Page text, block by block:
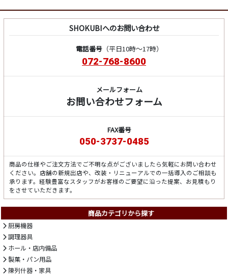
SHOKUBIへのお問い合わせ
電話番号（平日10時～17時）
072-768-8600
メールフォーム
お問い合わせフォーム
FAX番号
050-3737-0485
商品の仕様やご注文方法でご不明な点がございましたら気軽にお問い合わせ
ください。店舗の新規出店や、改装・リニューアルでの一括導入のご相談も
承ります。経験豊富なスタッフがお客様のご要望に沿った提案、お見積もり
をさせていただきます。
商品カテゴリから探す
厨房機器
調理器具
ホール・店内備品
製菓・パン用品
陳列什器・家具